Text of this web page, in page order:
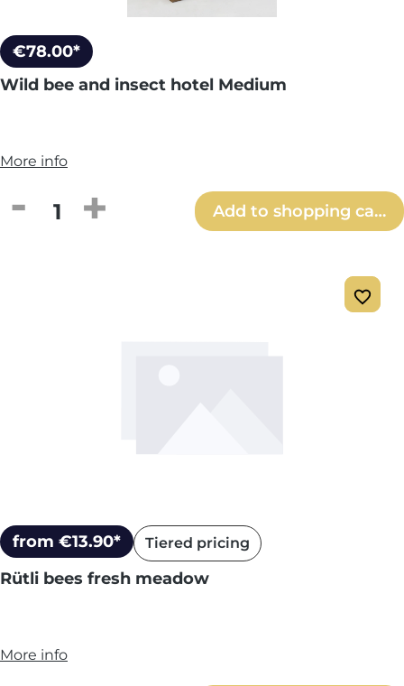
€78.00*
Wild bee and insect hotel Medium
More info
Product Quantity: Enter the desired
Add to shopping cart
from €13.90* Tiered pricing
Rütli bees fresh meadow
More info